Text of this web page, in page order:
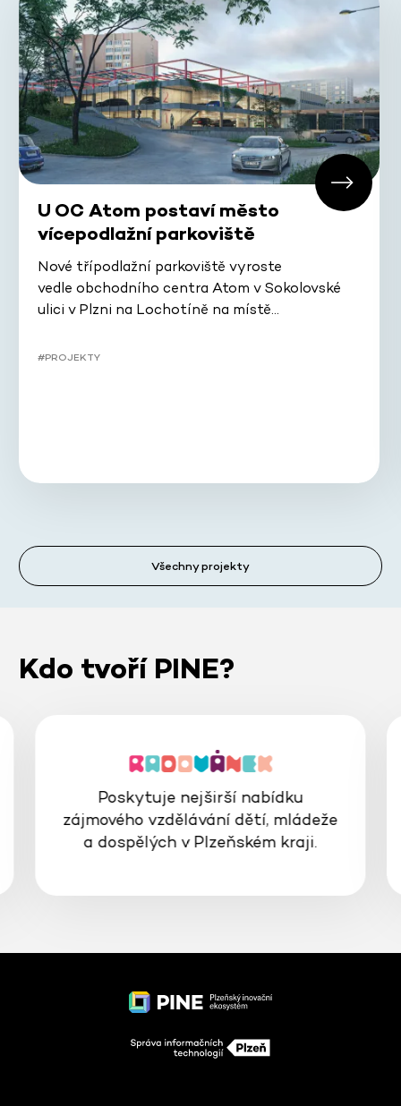
U OC Atom postaví město
vícepodlažní parkoviště
Nové třípodlažní parkoviště vyroste
vedle obchodního centra Atom v Sokolovské
ulici v Plzni na Lochotíně na místě…
#PROJEKTY
Všechny projekty
Kdo tvoří PINE?
Poskytuje nejširší nabídku
zájmového vzdělávání dětí, mládeže
a dospělých v Plzeňském kraji.